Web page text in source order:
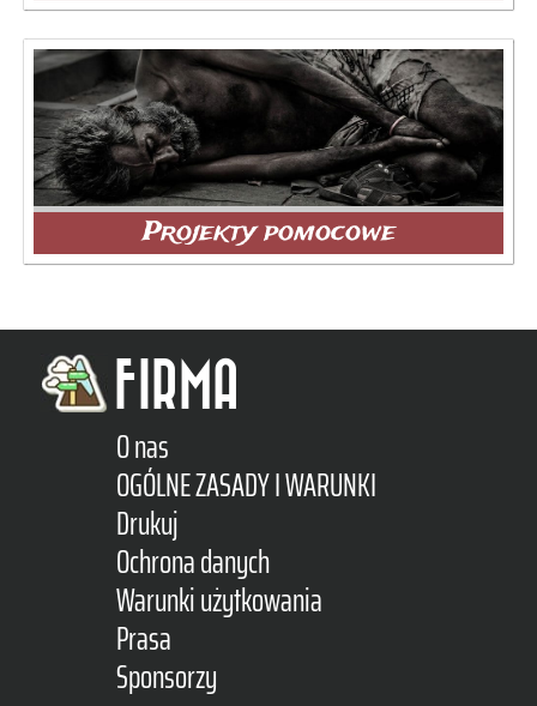
Projekty pomocowe
FIRMA
O nas
OGÓLNE ZASADY I WARUNKI
Drukuj
Ochrona danych
Warunki użytkowania
Prasa
Sponsorzy